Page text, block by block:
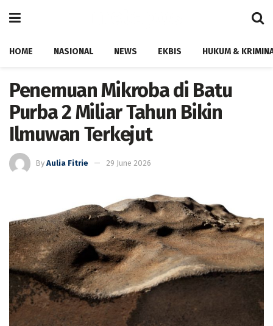
HOME NASIONAL NEWS EKBIS HUKUM &
Penemuan Mikroba di Batu
Purba 2 Miliar Tahun Bikin
Ilmuwan Terkejut
By Aulia Fitrie 29 June 2026